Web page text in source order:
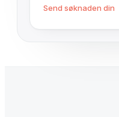
Send søknaden din